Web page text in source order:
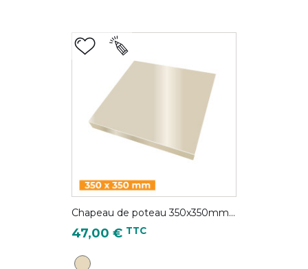
Chapeau de poteau 350x350mm...
Prix
47,00 € TTC
Ivoire clair - RAL 1015